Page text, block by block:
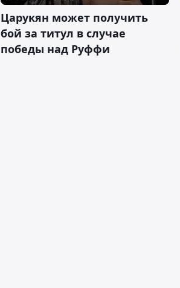
Царукян может получить
бой за титул в случае
победы над Руффи